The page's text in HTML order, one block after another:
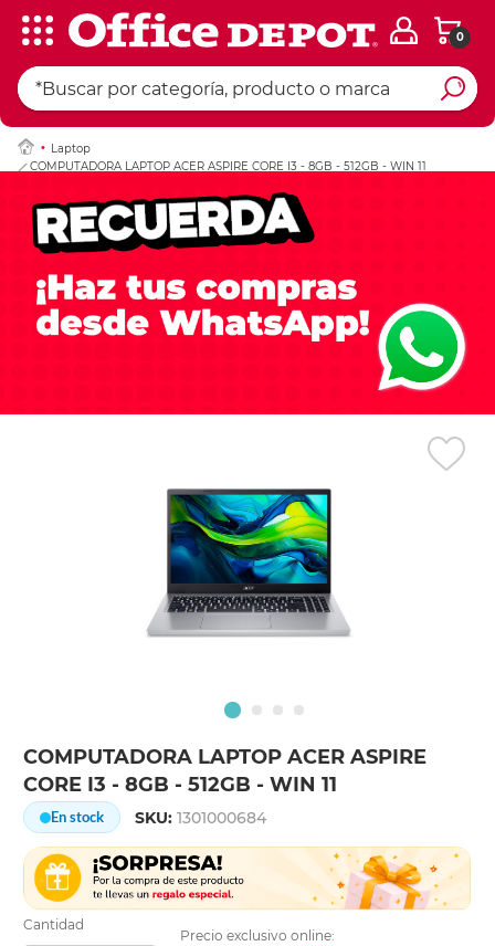
0
Laptop
COMPUTADORA LAPTOP ACER ASPIRE CORE I3 - 8GB - 512GB - WIN 11
COMPUTADORA LAPTOP ACER ASPIRE
CORE I3 - 8GB - 512GB - WIN 11
En stock SKU:1301000684
Cantidad
Precio exclusivo online:
Ingresar Codigo